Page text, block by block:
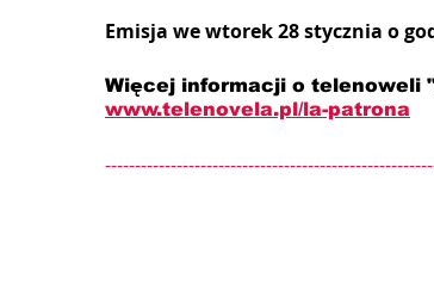
Emisja we wtorek 28 stycznia o
Więcej informacji o telenoweli
www.telenovela.pl/la-patrona